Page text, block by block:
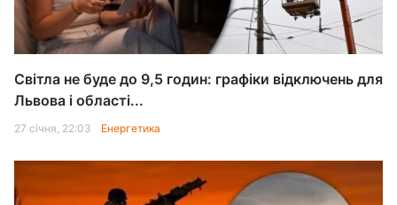
Світла не буде до 9,5 годин: графіки відключень для
Львова і області...
27 січня, 22:03 Енергетика